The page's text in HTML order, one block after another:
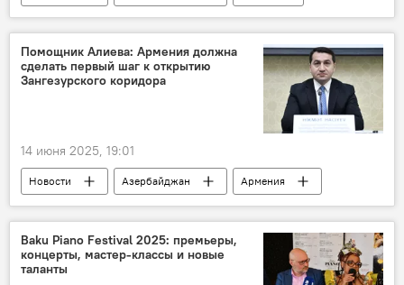
Израиль
МИД Азербайджана
Джейхун Байрамов
Ситуация
Обсуждение
Помощник Алиева: Армения должна
сделать первый шаг к открытию
Зангезурского коридора
14 июня 2025, 19:01
Новости Азербайджан
Армения
Хикмет Гаджиев
Зангезурский коридор
направление
Нахчыван
Блокада
Транспортный коридор
Baku Piano Festival 2025: премьеры,
концерты, мастер-классы и новые
таланты